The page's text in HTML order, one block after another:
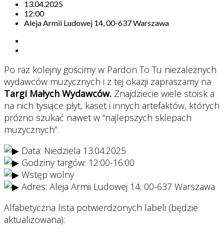
13.04.2025
12:00
Aleja Armii Ludowej 14, 00-637 Warszawa
Po raz kolejny gościmy w Pardon To Tu niezależnych
wydawców muzycznych i z tej okazji zapraszamy na
Targi Małych Wydawców. Znajdziecie wiele stoisk a
na nich tysiące płyt, kaset i innych artefaktów, których
próżno szukać nawet w “najlepszych sklepach
muzycznych”.
Data: Niedziela 13.04.2025
Godziny targów: 12:00-16:00
Wstęp wolny
Adres: Aleja Armii Ludowej 14; 00-637 Warszawa
Alfabetyczna lista potwierdzonych labeli (będzie
aktualizowana):